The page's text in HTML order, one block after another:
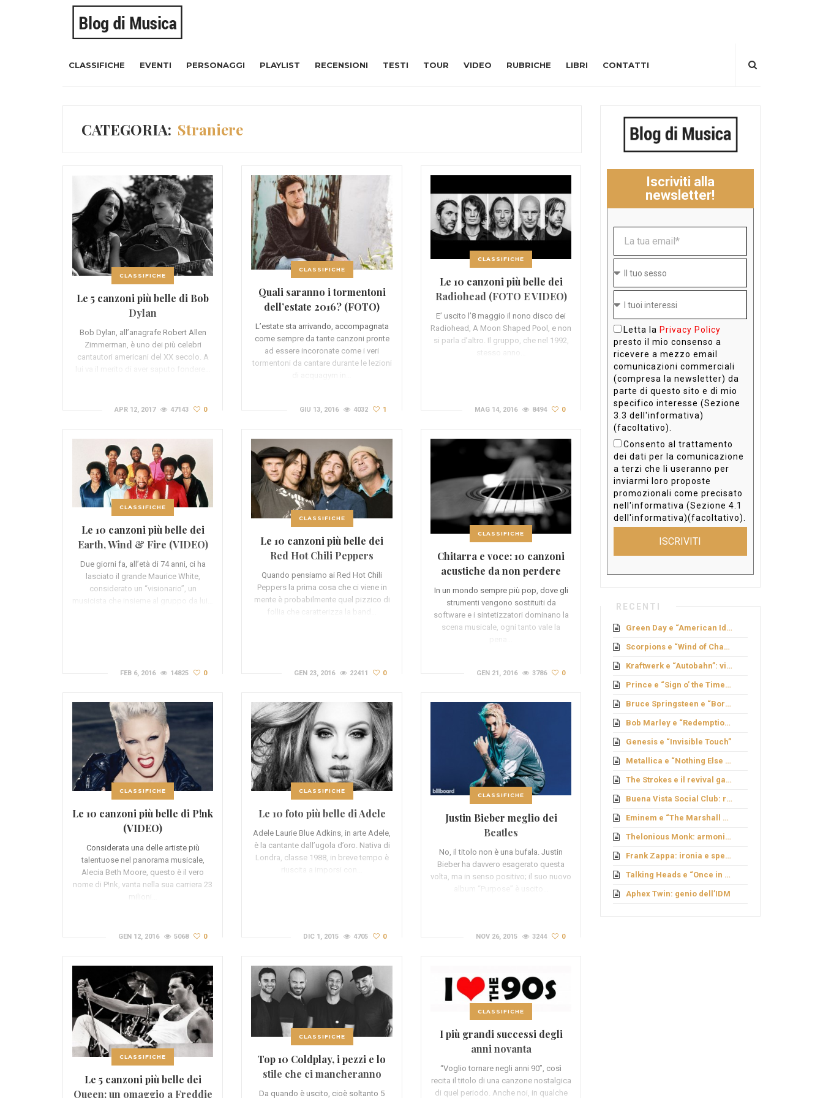
CLASSIFICHE EVENTI PERSONAGGI PLAYLIST RECENSIONI TESTI TOUR VIDEO RUBRICHE LIBRI CONTATTI
CATEGORIA: Straniere
CLASSIFICHE
Le 5 canzoni più belle di Bob
Dylan
Bob Dylan, all’anagrafe Robert Allen
Zimmerman, è uno dei più celebri
cantautori americani del XX secolo. A
lui va il merito di aver saputo fondere…
APR 12, 2017 47143 0
CLASSIFICHE
Quali saranno i tormentoni
dell’estate 2016? (FOTO)
L’estate sta arrivando, accompagnata
come sempre da tante canzoni pronte
ad essere incoronate come i veri
tormentoni da cantare durante le lezioni
GIU 13, 2016 4032 1
CLASSIFICHE
Le 10 canzoni più belle dei
Radiohead (FOTO E VIDEO)
E’ uscito l’8 maggio il nono disco dei
Radiohead, A Moon Shaped Pool, e non
si parla d’altro. Il gruppo, che nel 1992,
stesso anno…
MAG 14, 2016 8494 0
CLASSIFICHE
Le 10 canzoni più belle dei
Earth, Wind & Fire (VIDEO)
Due giorni fa, all’età di 74 anni, ci ha
lasciato il grande Maurice White,
considerato un “visionario”, un
musicista che insieme al gruppo da lui…
FEB 6, 2016 14825 0
CLASSIFICHE
Le 10 canzoni più belle dei
Red Hot Chili Peppers
(VIDEO)
Quando pensiamo ai Red Hot Chili
Peppers la prima cosa che ci viene in
mente è probabilmente quel pizzico di
follia che caratterizza la band…
GEN 23, 2016 22411 0
CLASSIFICHE
Chitarra e voce: 10 canzoni
acustiche da non perdere
(VIDEO)
In un mondo sempre più pop, dove gli
strumenti vengono sostituiti da
software e i sintetizzatori dominano la
scena musicale, ogni tanto vale la
GEN 21, 2016 3786 0
CLASSIFICHE
Le 10 canzoni più belle di P!nk
(VIDEO)
Considerata una delle artiste più
talentuose nel panorama musicale,
Alecia Beth Moore, questo è il vero
nome di P!nk, vanta nella sua carriera 23
milioni…
GEN 12, 2016 5068 0
CLASSIFICHE
Le 10 foto più belle di Adele
Adele Laurie Blue Adkins, in arte Adele,
è la cantante dall’ugola d’oro. Nativa di
Londra, classe 1988, in breve tempo è
riuscita a imporsi con…
DIC 1, 2015 4705 0
CLASSIFICHE
Justin Bieber meglio dei
Beatles
No, il titolo non è una bufala. Justin
Bieber ha davvero esagerato questa
volta, ma in senso positivo; il suo nuovo
album “Purpose” è uscito…
NOV 26, 2015 3244 0
CLASSIFICHE
Le 5 canzoni più belle dei
Queen: un omaggio a Freddie
CLASSIFICHE
Top 10 Coldplay, i pezzi e lo
stile che ci mancheranno
Da quando è uscito, cioè soltanto 5
CLASSIFICHE
I più grandi successi degli
anni novanta
“Voglio tornare negli anni 90”, così
recita il titolo di una canzone nostalgica
di quel periodo. Anche noi, in qualche
Iscriviti alla
newsletter!
Letta la Privacy Policy
presto il mio consenso a
ricevere a mezzo email
comunicazioni commerciali
(compresa la newsletter) da
parte di questo sito e di mio
specifico interesse (Sezione
3.3 dell'informativa)
(facoltativo).
Consento al trattamento
dei dati per la comunicazione
a terzi che li useranno per
inviarmi loro proposte
promozionali come precisato
nell'informativa (Sezione 4.1
dell'informativa)(facoltativo).
ISCRIVITI
RECENTI
Green Day e “American Idiot”: rock politico
Scorpions e “Wind of Change”: caduta del Muro
Kraftwerk e “Autobahn”: viaggio elettronico
Prince e “Sign o’ the Times”: genio e provocazione
Bruce Springsteen e “Born to Run”: sogno americano
Bob Marley e “Redemption Song”
Genesis e “Invisible Touch”
Metallica e “Nothing Else Matters”: ballata metal
The Strokes e il revival garage
Buena Vista Social Club: rinascita cubana
Eminem e “The Marshall Mathers LP”
Thelonious Monk: armonie fuori schema
Frank Zappa: ironia e sperimentazione
Talking Heads e “Once in a Lifetime”
Aphex Twin: genio dell’IDM